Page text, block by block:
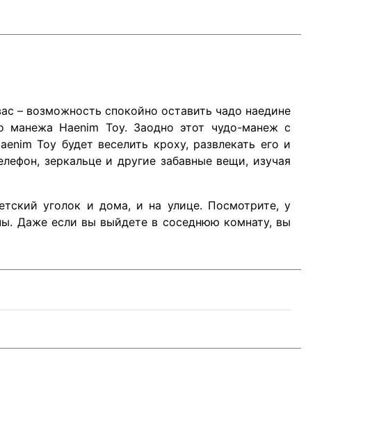
– возможность спокойно оставить чадо наедине
манежа Haenim Toy. Заодно этот чудо-манеж с
Toy будет веселить кроху, развлекать его и
зеркальце и другие забавные вещи, изучая
уголок и дома, и на улице. Посмотрите, у
Даже если вы выйдете в соседнюю комнату, вы